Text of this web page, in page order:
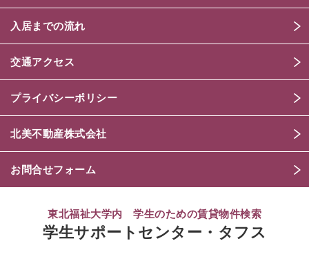
入居までの流れ
交通アクセス
プライバシーポリシー
北美不動産株式会社
お問合せフォーム
東北福祉大学内 学生のための賃貸物件検索
学生サポートセンター・タフス